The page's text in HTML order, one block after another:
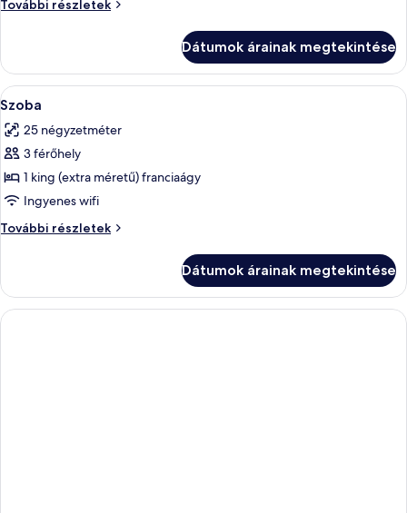
További részletek
Dátumok árainak megtekintése
A
következő
szoba
összes
képének
megtekintése:
Szoba
Minibár, széf a szobában, íróasztal
4
Szoba
25 négyzetméter
3 férőhely
1 king (extra méretű) franciaágy
Ingyenes wifi
További részletek
Szoba
Dátumok árainak megtekintése